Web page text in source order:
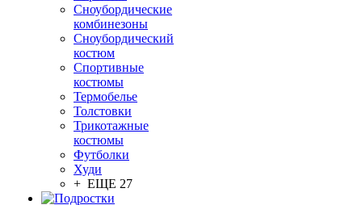
Сноубордические
комбинезоны
Сноубордический
костюм
Спортивные
костюмы
Термобелье
Толстовки
Трикотажные
костюмы
Футболки
Худи
+ ЕЩЕ 27